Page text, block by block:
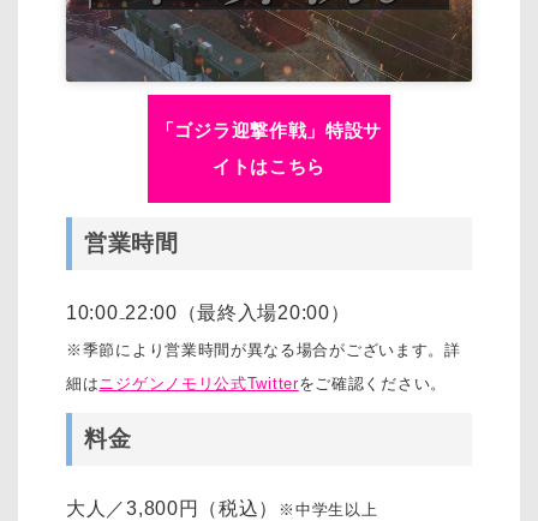
「ゴジラ迎撃作戦」特設サ
イトはこちら
営業時間
10:00₋22:00（最終入場20:00）
※季節により営業時間が異なる場合がございます。詳
細は ニジゲンノモリ公式Twitterをご確認ください。
料金
大人／3,800円（税込） ※中学生以上